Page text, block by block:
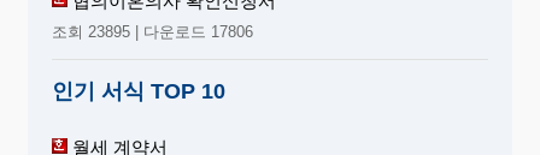
조회 23895 | 다운로드 17806
인기 서식 TOP 10
월세 계약서